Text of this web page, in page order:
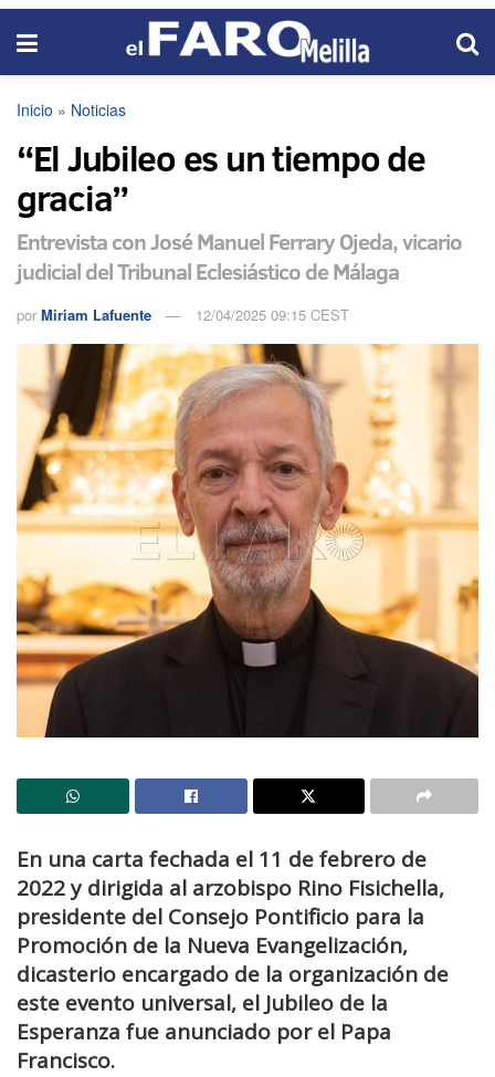
Inicio » Noticias
“El Jubileo es un tiempo de
gracia”
Entrevista con José Manuel Ferrary Ojeda, vicario
judicial del Tribunal Eclesiástico de Málaga
por Miriam Lafuente 12/04/2025 09:15 CEST
En una carta fechada el 11 de febrero de
2022 y dirigida al arzobispo Rino Fisichella,
presidente del Consejo Pontificio para la
Promoción de la Nueva Evangelización,
dicasterio encargado de la organización de
este evento universal, el Jubileo de la
Esperanza fue anunciado por el Papa
Francisco.